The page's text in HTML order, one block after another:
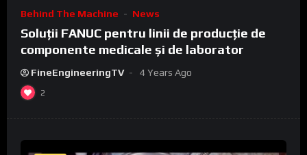
Behind The Machine News
Soluții FANUC pentru linii de producție de
componente medicale și de laborator
FineEngineeringTV 4 Years Ago
2